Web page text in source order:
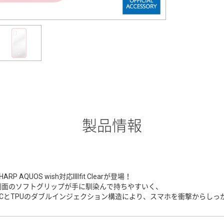
製品情報
AQUOS wish対応IIIIfit Clearが登場！
面のソフトグリップが手に馴染んで持ちやすいく、
とTPUのダブルインジェクション構造により、スマホを衝撃からしっ